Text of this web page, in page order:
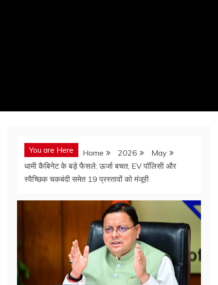
You are Here Home 2026
May
धामी कैबिनेट के बड़े फैसले: ऊर्जा बचत, EV पॉलिसी और
स्वैच्छिक चकबंदी समेत 19 प्रस्तावों को मंजूरी